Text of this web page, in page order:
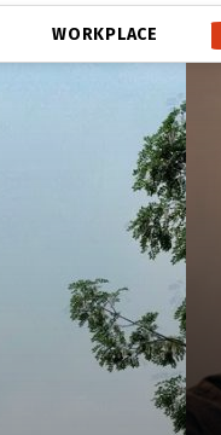
WORKPLACE